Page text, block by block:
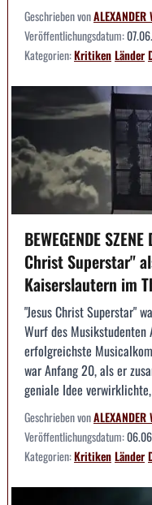
Geschrieben vonALEXANDER
Veröffentlichungsdatum:
Kategorien:KritikenLänder
BEWEGENDE
Christ Superstar"
Kaiserslautern im
"Jesus Christ Superstar"
Wurf des Musikstudenten
erfolgreichste
war Anfang 20, als er
geniale Idee
Geschrieben vonALEXANDER
Veröffentlichungsdatum:
Kategorien:KritikenLänder